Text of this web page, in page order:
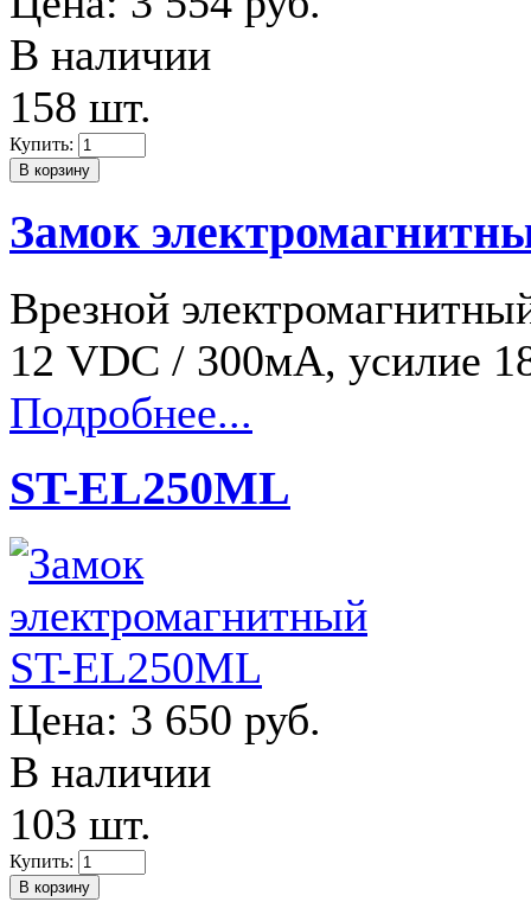
В наличии
158 шт.
Купить:
Замок
Врезной
12 VDC / 300мА, усилие
Подробнее...
ST-EL250ML
Цена: 3 650 руб.
В наличии
103 шт.
Купить: